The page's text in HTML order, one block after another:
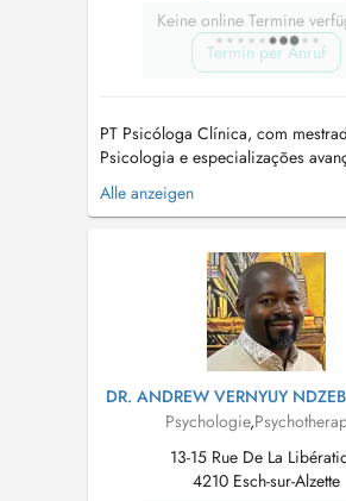
Keine online Termine
Termin per Anruf
PT Psicóloga Clínica, com
Psicologia e especializações
Neuropsicologia da Criança e do
e na Perturbação do Espectro do
psicológica com crianças,
famílias, com especial enfoque nas
Alle anzeigen
DR. ANDREW VERNYUY
Psychologie,
13-15 Rue De La
4210 Esch-sur-Alzette